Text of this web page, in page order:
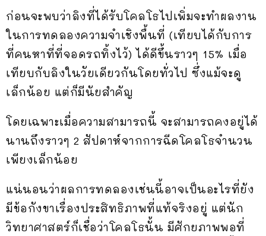
ก่อนจะพบว่าลิงที่ได้รับโคลโธไปเพิ่มจะทำผลงาน
ในการทดลองความจำเชิงพื้นที่ (เทียบได้กับการ
ที่คนหาที่ที่จอดรถทิ้งไว้) ได้ดีขึ้นราวๆ 15% เมื่อ
เทียบกับลิงในวัยเดียวกันโดยทั่วไป ซึ่งแม้จะดู
เล็กน้อย แต่ก็มีนัยสำคัญ
โดยเฉพาะเมื่อความสามารถนี้ จะสามารถคงอยู่ได้
นานถึงราวๆ 2 สัปดาห์จากการฉีดโคลโธจำนวน
เพียงเล็กน้อย
แน่นอนว่าผลการทดลองเช่นนี้อาจเป็นอะไรที่ยัง
มีข้อกังขาเรื่องประสิทธิภาพที่แท้จริงอยู่ แต่นัก
วิทยาศาสตร์ก็เชื่อว่าโคลโธนั้น มีศักยภาพพอที่